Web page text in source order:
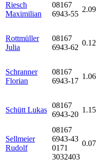
Riesch
Maximilian
08167
6943-55
2.09
Rottmüller
Julia
08167
6943-62
0.12
Schranner
Florian
08167
6943-17
1.06
Schütt Lukas
08167
6943-20
1.15
Sellmeier
Rudolf
08167
6943-43
0171
3032403
0.07